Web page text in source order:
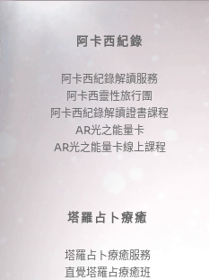
阿卡西紀錄
阿卡西紀錄解讀服務
阿卡西靈性旅行團
阿卡西紀錄解讀證書課程
AR光之能量卡
AR光之能量卡線上課程
塔羅占卜療癒
塔羅占卜療癒服務
直覺塔羅占療癒班